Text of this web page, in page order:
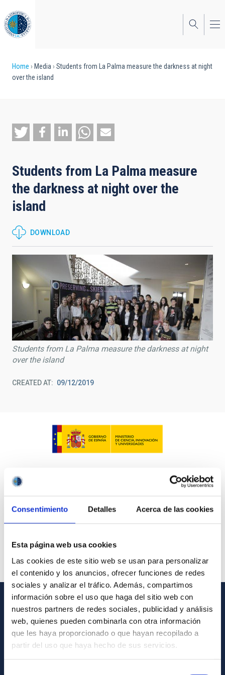
Consentimiento Detalles Acerca de las cookies
Esta página web usa cookies
Las cookies de este sitio web se usan para personalizar
el contenido y los anuncios, ofrecer funciones de redes
sociales y analizar el tráfico. Además, compartimos
información sobre el uso que haga del sitio web con
nuestros partners de redes sociales, publicidad y análisis
web, quienes pueden combinarla con otra información
que les haya proporcionado o que hayan recopilado a
partir del uso que haya hecho de sus servicios.
to
main
content
Breadcrumb
Home Media
Students from La Palma measure the darkness at night
over the island
Students from La Palma measure
the darkness at night over the
island
DOWNLOAD
Students from La Palma measure the darkness at night
over the island
CREATED AT 09/12/2019
GENERAL INFORMATION
Contact
How to get to the IAC